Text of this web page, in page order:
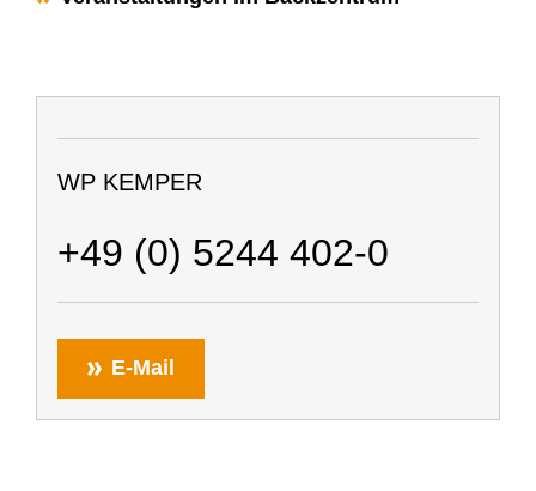
WP KEMPER
+49 (0) 5244 402-0
E-Mail